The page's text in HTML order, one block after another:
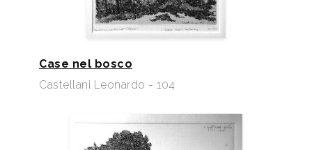
Case nel bosco
Castellani Leonardo - 104